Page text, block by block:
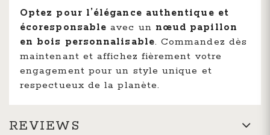
Optez pour l’élégance authentique et
écoresponsable avec un nœud papillon
en bois personnalisable. Commandez dès
maintenant et affichez fièrement votre
engagement pour un style unique et
respectueux de la planète.
REVIEWS